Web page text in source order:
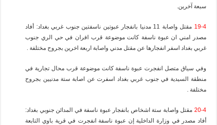
سبعة آخرين.
19-4
مقتل واصابة 11 مدنيا بانفجار عبوتين ناسفتين جنوب غربي بغداد: أفاد
مصدر امني ان عبوة ناسفة كانت موضوعة قرب افران في حي الري جنوب
غربي بغداد اسفر انفجارها عن مقتل مدني واصابة اربعة اخرين بجروح مختلفة .
وفي سياق متصل انفجرت عبوة ناسفة كانت موضوعة قرب محال تجارية في
منطقة السيدية في جنوب غربي بغداد اسفرت عن اصابة ستة مدنيين بجروح
مختلفة .
20-4 مقتل واصابة ستة اشخاص بانفجار عبوة ناسفة في المدائن جنوبي بغداد:
أفاد مصدر في وزارة الداخلية إن عبوة ناسفة انفجرت في قرية باوي التابعة